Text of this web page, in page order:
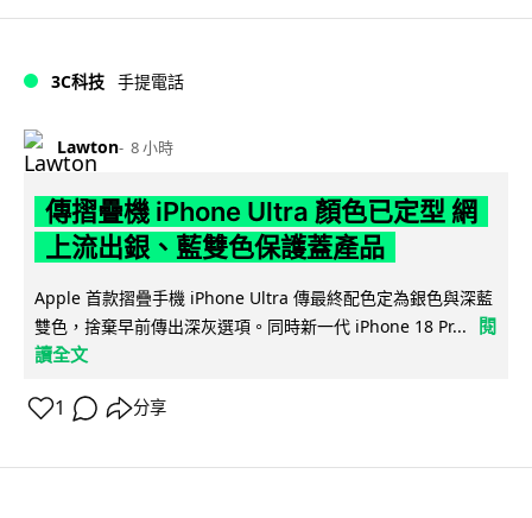
3C科技 手提電話
Lawton 8 小時
傳摺疊機 iPhone Ultra 顏色已定型 網
上流出銀、藍雙色保護蓋產品
Apple 首款摺疊手機 iPhone Ultra 傳最終配色定為銀色與深藍
雙色，捨棄早前傳出深灰選項。同時新一代 iPhone 18 Pr...
閱
讀全文
1 分享